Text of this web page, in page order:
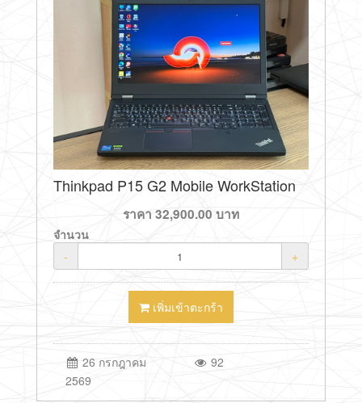
Thinkpad P15 G2 Mobile WorkStation
ราคา 32,900.00 บาท
จำนวน
-
+
เพิ่มเข้าตะกร้า
26 กรกฎาคม
2569
92